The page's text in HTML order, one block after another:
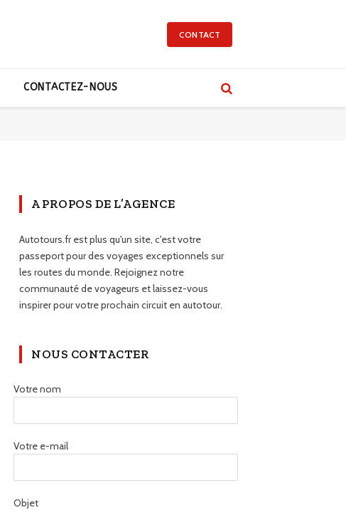
CONTACT
CONTACTEZ-NOUS
A PROPOS DE L’AGENCE
Autotours.fr est plus qu'un site, c'est votre
passeport pour des voyages exceptionnels sur
les routes du monde. Rejoignez notre
communauté de voyageurs et laissez-vous
inspirer pour votre prochain circuit en autotour.
NOUS CONTACTER
Votre nom
Votre e-mail
Objet